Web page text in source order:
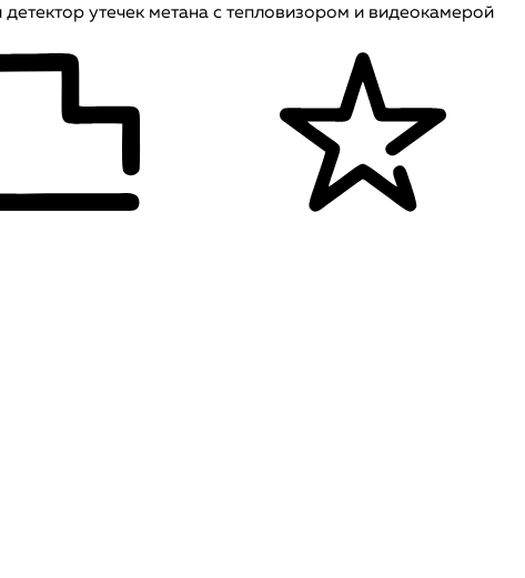
утечек метана с тепловизором и видеокамерой